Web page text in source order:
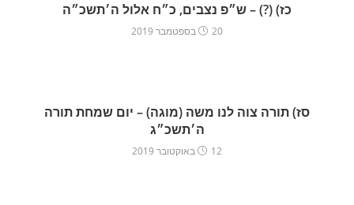
כז) (?) – ש״פ נצבים, כ״ח אלול ה׳תשכ״ה
20 בספטמבר 2019
סז) תורה צוה לנו משה (מוגה) – יום שמחת תורה
ה׳תשכ״ג
12 באוקטובר 2019